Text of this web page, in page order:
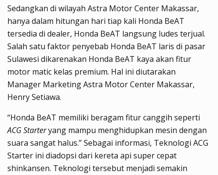
Sedangkan di wilayah Astra Motor Center Makassar,
hanya dalam hitungan hari tiap kali Honda BeAT
tersedia di dealer, Honda BeAT langsung ludes terjual.
Salah satu faktor penyebab Honda BeAT laris di pasar
Sulawesi dikarenakan Honda BeAT kaya akan fitur
motor matic kelas premium. Hal ini diutarakan
Manager Marketing Astra Motor Center Makassar,
Henry Setiawa.
“Honda BeAT memiliki beragam fitur canggih seperti
ACG Starteryang mampu menghidupkan mesin dengan
suara sangat halus.” Sebagai informasi, Teknologi ACG
Starter ini diadopsi dari kereta api super cepat
shinkansen. Teknologi tersebut menjadi semakin